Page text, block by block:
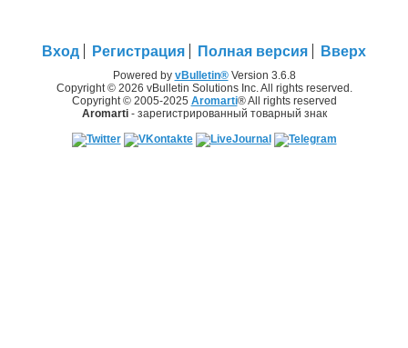
Вход Регистрация Полная версия Вверх
Powered by vBulletin®Version 3.6.8
Copyright © 2026 vBulletin Solutions Inc. All rights reserved.
Copyright © 2005-2025 Aromarti® All rights reserved
Aromarti- зарегистрированный товарный знак